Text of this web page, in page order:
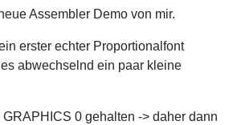
Assembler Demo von mir.
erster echter Proportionalfont
abwechselnd ein paar kleine
0 gehalten -> daher dann